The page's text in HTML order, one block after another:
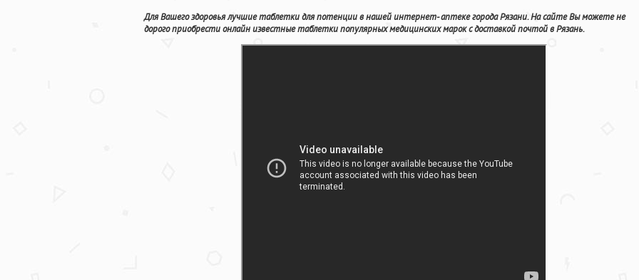
Для Вашего здоровья лучшие таблетки для потенции в нашей интернет- аптеке города Рязани. На сайте Вы можете не
дорого приобрести онлайн известные таблетки популярных медицинских марок с доставкой почтой в Рязань.